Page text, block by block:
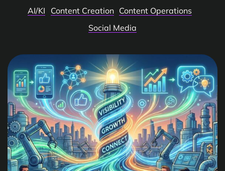
AI/KI Content Creation Content Operations
Social Media